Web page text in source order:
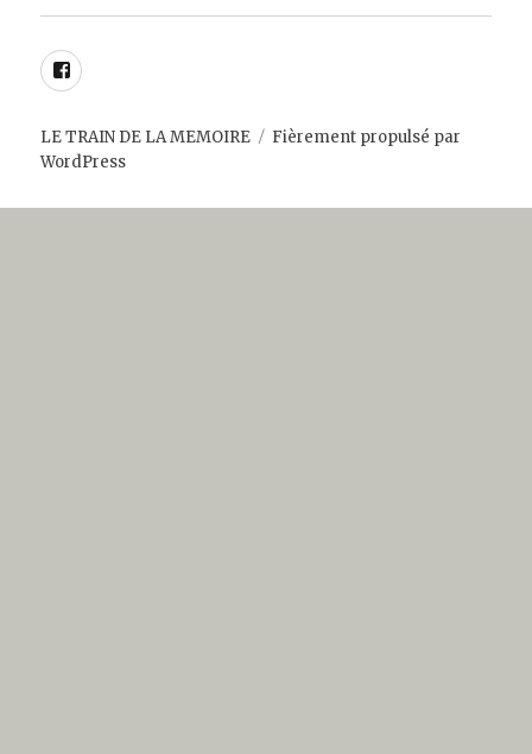
Facebook
LE TRAIN DE LA MEMOIRE
Fièrement propulsé par
WordPress